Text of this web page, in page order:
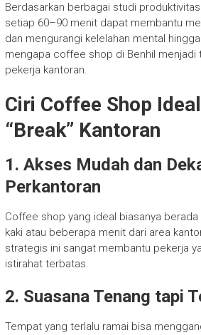
Berdasarkan berbagai studi
setiap 60–90 menit dapat membantu
dan mengurangi kelelahan mental
mengapa coffee shop di Benhil menjadi
pekerja kantoran.
Ciri Coffee Shop
“Break” Kantoran
1. Akses Mudah dan
Perkantoran
Coffee shop yang ideal biasanya
kaki atau beberapa menit dari area
strategis ini sangat membantu pekerja
istirahat terbatas.
2. Suasana Tenang tapi
Tempat yang terlalu ramai bisa